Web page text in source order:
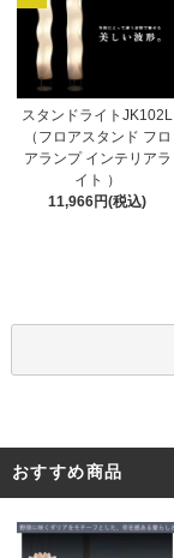
スタンドライトJK102L
（フロアスタンド フロ
アランプ インテリアラ
イト ）
11,966円(税込)
おすすめ商品